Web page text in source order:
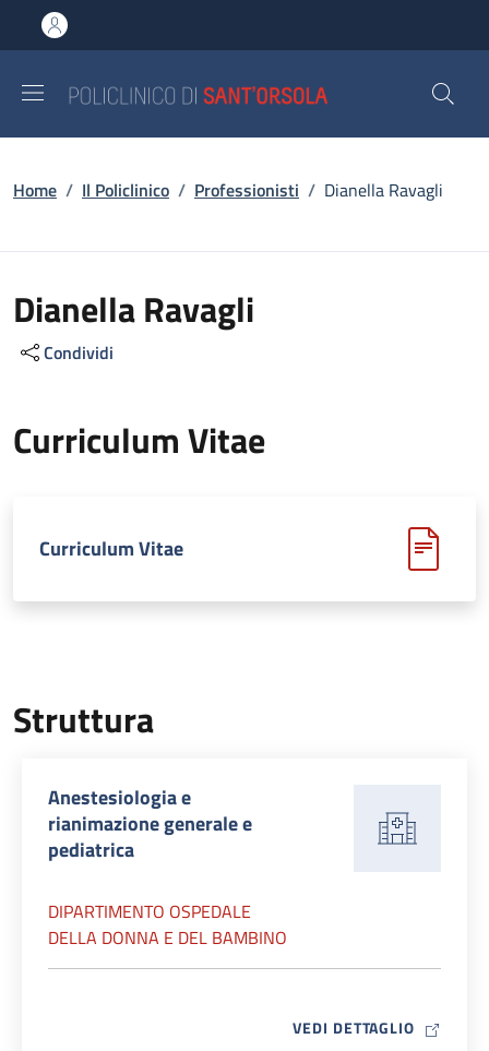
al contenuto principale
to footer content
Briciole di pane
Home / Il Policlinico / Professionisti / Dianella Ravagli
Dianella Ravagli
Condividi
Curriculum Vitae
Curriculum Vitae
Struttura
Anestesiologia e
rianimazione generale e
pediatrica
DIPARTIMENTO OSPEDALE
DELLA DONNA E DEL BAMBINO
VEDI DETTAGLIO MAP ICON